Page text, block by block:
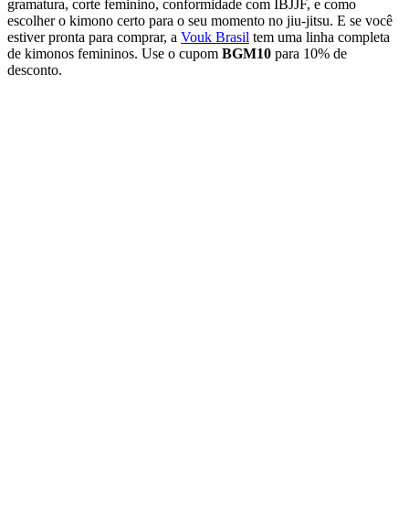
gramatura, corte feminino, conformidade com IBJJF, e como
escolher o kimono certo para o seu momento no jiu-jitsu. E se você
estiver pronta para comprar, a Vouk Brasil tem uma linha completa
de kimonos femininos. Use o cupom BGM10 para 10% de
desconto.